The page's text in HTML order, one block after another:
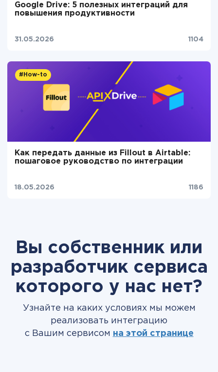
Google Drive: 5 полезных интеграций для
повышения продуктивности
31.05.2026 1104
#How-to
Как передать данные из Fillout в Airtable:
пошаговое руководство по интеграции
18.05.2026 1186
Вы собственник или
разработчик сервиса
которого у нас нет?
Узнайте на каких условиях мы можем
реализовать интеграцию
с Вашим сервисом на этой странице